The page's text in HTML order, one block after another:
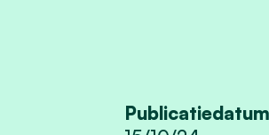
Publicatiedatum